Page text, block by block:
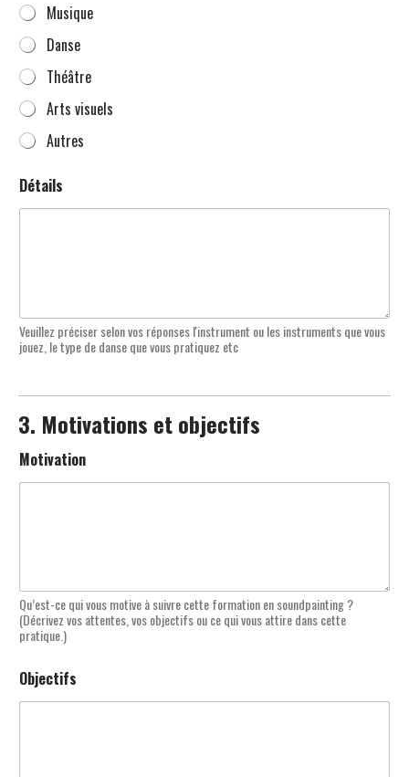
Musique
Danse
Théâtre
Arts visuels
Autres
Détails
Veuillez préciser selon vos réponses l'instrument ou les instruments que vous
jouez, le type de danse que vous pratiquez etc
3. Motivations et objectifs
Motivation
Qu’est-ce qui vous motive à suivre cette formation en soundpainting ?
(Décrivez vos attentes, vos objectifs ou ce qui vous attire dans cette
pratique.)
Objectifs